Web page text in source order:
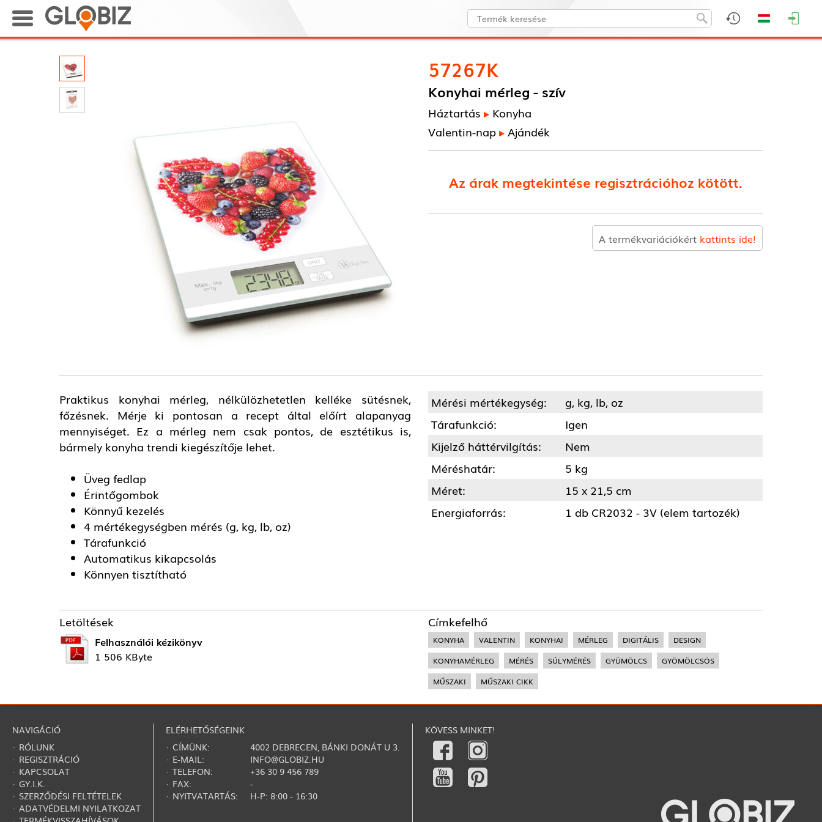
57267K
Konyhai mérleg - szív
Háztartás
Konyha
Valentin-nap
Ajándék
Az árak megtekintése regisztrációhoz kötött.
A termékvariációkért kattints ide!
Praktikus konyhai mérleg, nélkülözhetetlen kelléke sütésnek,
főzésnek. Mérje ki pontosan a recept által előírt alapanyag
mennyiséget. Ez a mérleg nem csak pontos, de esztétikus is,
bármely konyha trendi kiegészítője lehet.
Üveg fedlap
Érintőgombok
Könnyű kezelés
4 mértékegységben mérés (g, kg, lb, oz)
Tárafunkció
Automatikus kikapcsolás
Könnyen tisztítható
Mérési mértékegység:
g, kg, lb, oz
Tárafunkció:
Igen
Kijelző háttérvilgítás:
Nem
Méréshatár:
5 kg
Méret:
15 x 21,5 cm
Energiaforrás:
1 db CR2032 - 3V (elem tartozék)
Letöltések
Felhasználói kézikönyv
1 506 KByte
Címkefelhő
KONYHA VALENTIN KONYHAI MÉRLEG DIGITÁLIS
DESIGN
KONYHAMÉRLEG
MÉRÉS SÚLYMÉRÉS GYÜMÖLCS
GYÖMÖLCSÖS
MŰSZAKI
MŰSZAKI CIKK
NAVIGÁCIÓ
· RÓLUNK
· REGISZTRÁCIÓ
· KAPCSOLAT
· GY.I.K.
· SZERZŐDÉSI FELTÉTELEK
· ADATVÉDELMI NYILATKOZAT
ELÉRHETŐSÉGEINK
· CÍMÜNK:
4002 DEBRECEN, BÁNKI DONÁT U 3.
· E-MAIL:
INFO@GLOBIZ.HU
· TELEFON:
+36 30 9 456 789
· FAX:
-
· NYITVATARTÁS:
H-P: 8:00 - 16:30
KÖVESS MINKET!